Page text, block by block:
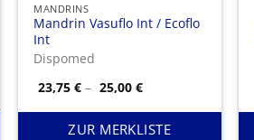
MANDRINS
Mandrin Vasuflo Int / Ecoflo
Int
Dispomed
23,75€ – 25,00€Preisspanne:
bis
25,00 €
ZUR MERKLISTE